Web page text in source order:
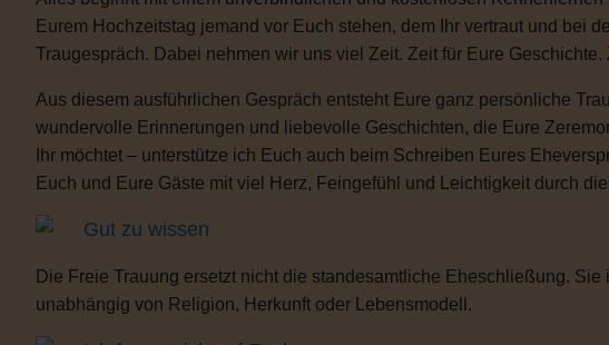
Eurem Hochzeitstag jemand vor Euch stehen, dem Ihr vertraut und bei
Traugespräch. Dabei nehmen wir uns viel Zeit. Zeit für Eure
Aus diesem ausführlichen Gespräch entsteht Eure ganz persönliche
wundervolle Erinnerungen und liebevolle Geschichten, die Eure
Ihr möchtet – unterstütze ich Euch auch beim Schreiben Eures
Euch und Eure Gäste mit viel Herz, Feingefühl und Leichtigkeit durch
Gut zu wissen
Die Freie Trauung ersetzt nicht die standesamtliche Eheschließung.
unabhängig von Religion, Herkunft oder Lebensmodell.